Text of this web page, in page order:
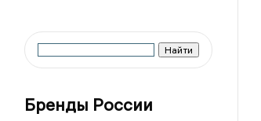
Бренды России